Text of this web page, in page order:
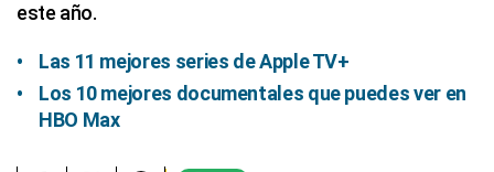
este año.
Las 11 mejores series de Apple TV+
Los 10 mejores documentales que puedes ver en
HBO Max